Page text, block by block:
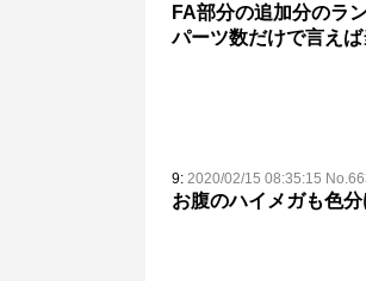
FA部分の追加分のラ
パーツ数だけで言え
9: 2020/02/15 08:35:15
お腹のハイメガも色